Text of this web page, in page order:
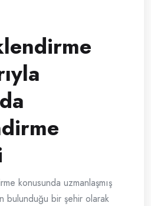
konusunda uzmanlaşmış
bulunduğu bir şehir olarak